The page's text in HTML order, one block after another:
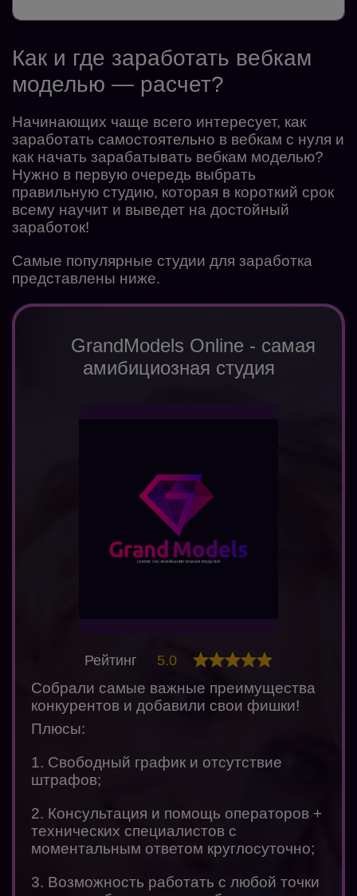
Как и где заработать вебкам
моделью — расчет?
Начинающих чаще всего интересует, как
заработать самостоятельно в вебкам с нуля и
как начать зарабатывать вебкам моделью?
Нужно в первую очередь выбрать
правильную студию, которая в короткий срок
всему научит и выведет на достойный
заработок!
Самые популярные студии для заработка
представлены ниже.
GrandModels Online - самая
амибициозная студия
Собрали самые важные преимущества
конкурентов и добавили свои фишки!
Плюсы:
1. Свободный график и отсутствие
штрафов;
2. Консультация и помощь операторов +
технических специалистов с
моментальным ответом круглосуточно;
3. Возможность работать с любой точки
Рейтинг 5.0